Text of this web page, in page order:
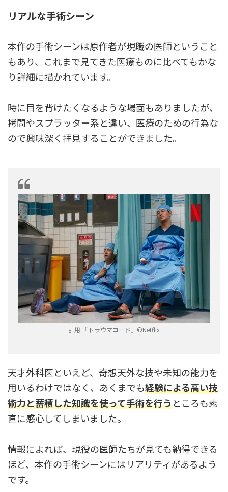
リアルな手術シーン
本作の手術シーンは原作者が現職の医師ということ
もあり、これまで見てきた医療ものに比べてもかな
り詳細に描かれています。
時に目を背けたくなるような場面もありましたが、
拷問やスプラッター系と違い、医療のための行為な
ので興味深く拝見することができました。
引用:『トラウマコード』©︎Netflix
天才外科医といえど、奇想天外な技や未知の能力を
用いるわけではなく、あくまでも経験による高い技
術力と蓄積した知識を使って手術を行うところも素
直に感心してしまいました。
情報によれば、現役の医師たちが見ても納得できる
ほど、本作の手術シーンにはリアリティがあるよう
です。